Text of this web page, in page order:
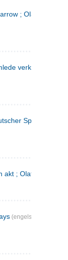
; Olaf Liljekrans
verker. 3
Sprache. 2
akt ; Olaf Liljekrans :
(engelsk)